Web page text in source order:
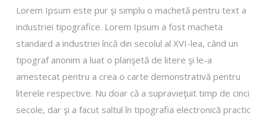
Lorem Ipsum este pur şi simplu o machetă pentru text a
industriei tipografice. Lorem Ipsum a fost macheta
standard a industriei încă din secolul al XVI-lea, când un
tipograf anonim a luat o planşetă de litere şi le-a
amestecat pentru a crea o carte demonstrativă pentru
literele respective. Nu doar că a supravieţuit timp de cinci
secole, dar şi a facut saltul în tipografia electronică practic